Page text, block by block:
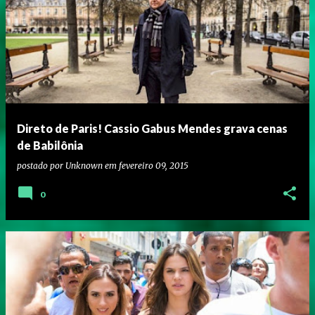
Direto de Paris! Cassio Gabus Mendes grava cenas
de Babilônia
postado por Unknown em fevereiro 09, 2015
0